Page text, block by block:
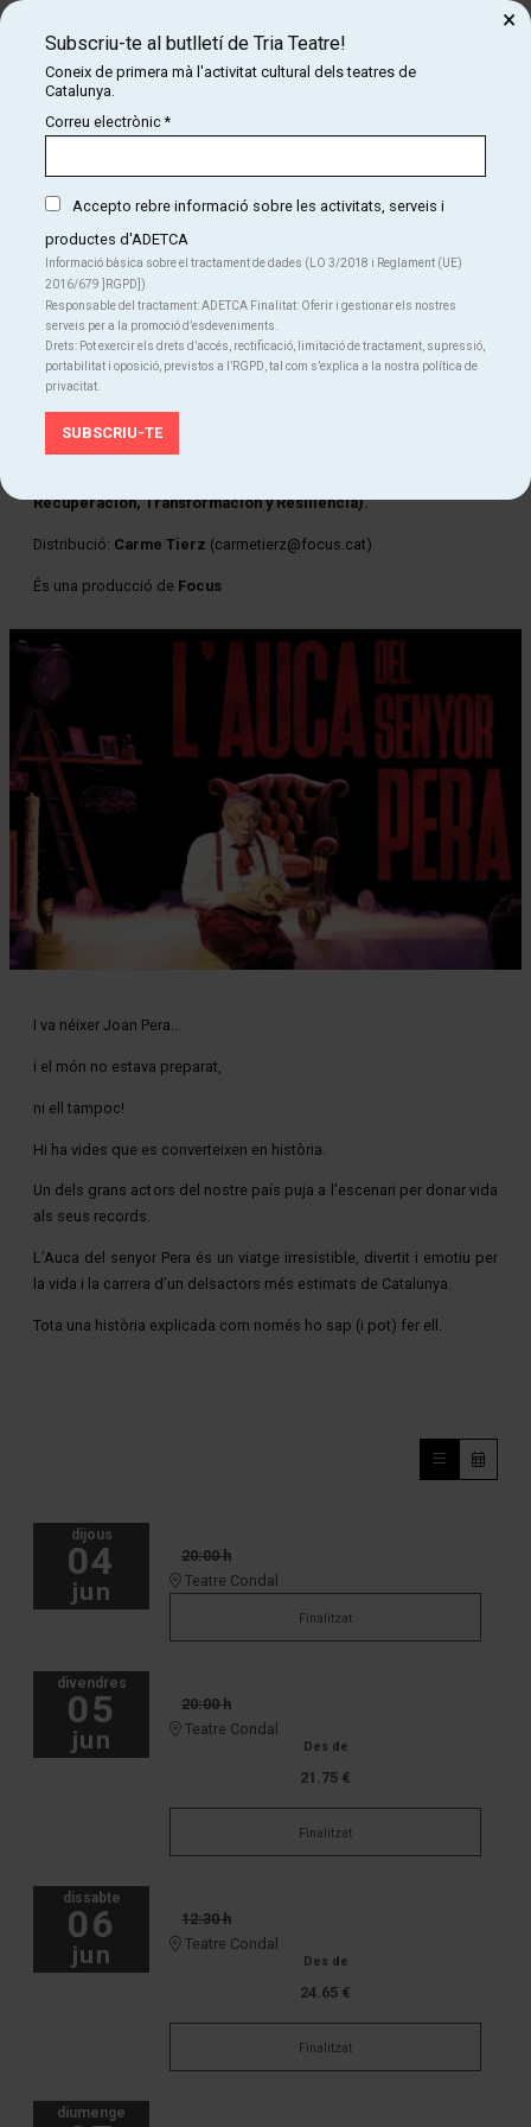
Direcció tècnica:Moi Cuenca
Coordinació tècnica:Jordi Farràs
Ajudantia de producció:
Cap tècnic del teatre:Aleix Arbonès
Tècnic del teatre:Víctor Bartolomé
Màrqueting i comunicació:
Reportatge fotogràfic:David Ruano
Col·laboradors:Montibello i Colors up
Agraïments:Jaume Nolla i Roger Pera
Recuperación, Transformación y Resiliencia).
Distribució: Carme Tierz (carmetierz@focus.cat)
És una producció de Focus
I va néixer Joan Pera...
i el món no estava preparat,
ni ell tampoc!
Hi ha vides que es converteixen en història.
Un dels grans actors del nostre país puja a l'escenari per donar vida
als seus records.
L’Auca del senyor Pera és un viatge irresistible, divertit i emotiu per
la vida i la carrera d’un delsactors més estimats de Catalunya.
Tota una història explicada com només ho sap (i pot) fer ell.
dijous
04
jun
20:00 h
Teatre Condal
Finalitzat
divendres
05
jun
20:00 h
Teatre Condal
Des de
21.75 €
Finalitzat
dissabte
06
jun
12:30 h
Teatre Condal
Des de
24.65 €
Finalitzat
diumenge
Subscriu-te al butlletí de Tria Teatre!
Coneix de primera mà l'activitat cultural dels teatres de
Catalunya.
Correu electrònic*
Accepto rebre informació sobre les activitats, serveis i
productes d'ADETCA
Informació bàsica sobre el tractament de dades (LO 3/2018 i Reglament (UE)
2016/679 ]RGPD])
Responsable del tractament: ADETCA Finalitat: Oferir i gestionar els nostres
serveis per a la promoció d’esdeveniments.
Drets: Pot exercir els drets d’accés, rectificació, limitació de tractament, supressió,
portabilitat i oposició, previstos a l’RGPD, tal com s’explica a la nostra política de
privacitat.
×